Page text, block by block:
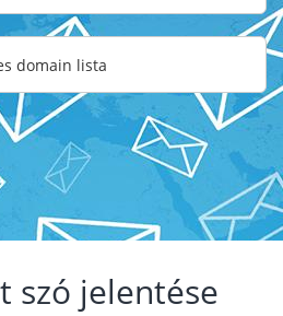
domain lista
szó jelentése